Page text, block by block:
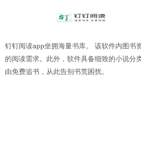
钉钉阅读app坐拥海量书库。 该软件内图书
的阅读需求。此外，软件具备细致的小说分
由免费追书，从此告别书荒困扰。